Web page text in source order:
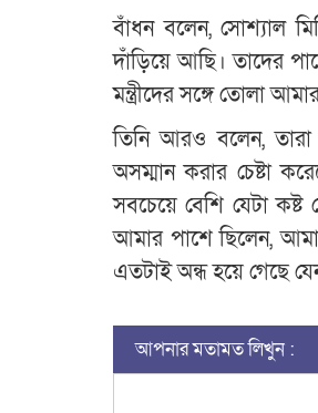
বাঁধন বলেন, সোশ্যাল
দাঁড়িয়ে আছি। তাদের
মন্ত্রীদের সঙ্গে তোলা
তিনি আরও বলেন,
অসম্মান করার চেষ্টা
সবচেয়ে বেশি যেটা
আমার পাশে ছিলেন,
এতটাই অন্ধ হয়ে গেছে
আপনার মতামত লিখুন :